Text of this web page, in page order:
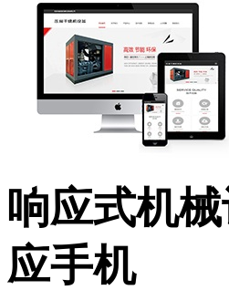
响应式机
应手机